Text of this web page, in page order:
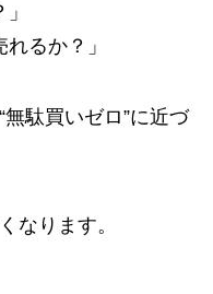
るか？」
駄買いゼロ”に近づ
なります。